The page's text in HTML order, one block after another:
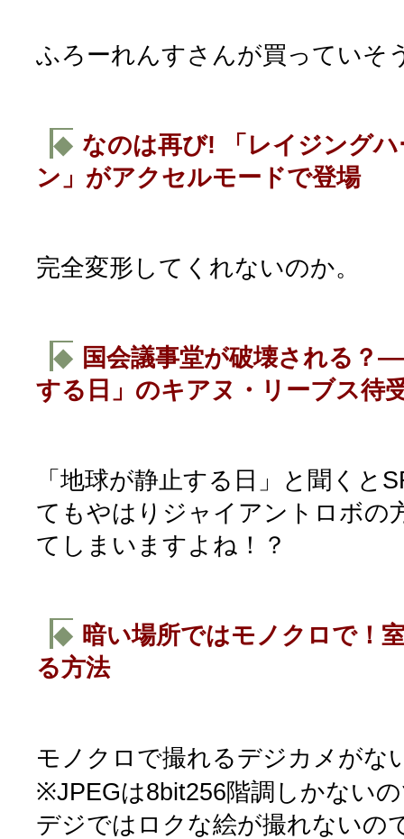
ふろーれんすさんが買っていそ
◆ なのは再び! 「レイジング
ン」がアクセルモードで登場
完全変形してくれないのか。
◆ 国会議事堂が破壊される？
する日」のキアヌ・リーブス待
「地球が静止する日」と聞くと
てもやはりジャイアントロボの
てしまいますよね！？
◆ 暗い場所ではモノクロで！
る方法
モノクロで撮れるデジカメがな
※JPEGは8bit256階調しかない
デジではロクな絵が撮れないの